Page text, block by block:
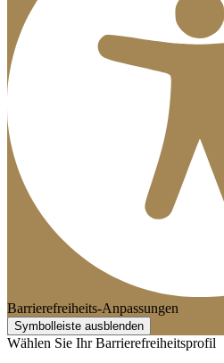
Barrierefreiheits-Anpassungen
Symbolleiste ausblenden
Wählen Sie Ihr Barrierefreiheitsprofil